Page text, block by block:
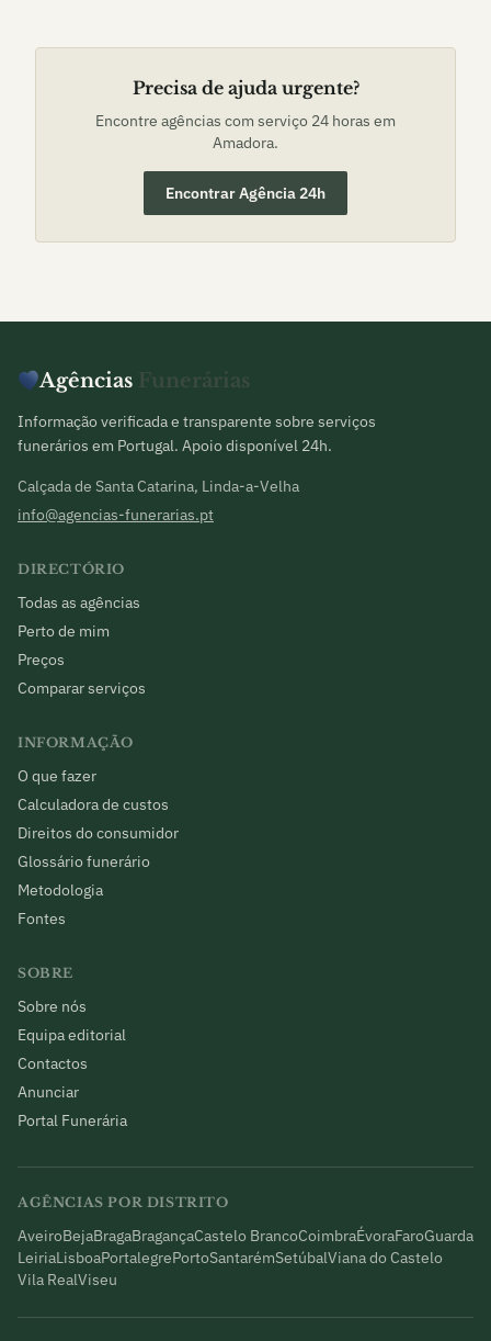
Precisa de ajuda urgente?
Encontre agências com serviço 24 horas em
Amadora.
Encontrar Agência 24h
Agências Funerárias
Informação verificada e transparente sobre serviços
funerários em Portugal. Apoio disponível 24h.
Calçada de Santa Catarina, Linda-a-Velha
info@agencias-funerarias.pt
DIRECTÓRIO
Todas as agências
Perto de mim
Preços
Comparar serviços
INFORMAÇÃO
O que fazer
Calculadora de custos
Direitos do consumidor
Glossário funerário
Metodologia
Fontes
SOBRE
Sobre nós
Equipa editorial
Contactos
Anunciar
Portal Funerária
AGÊNCIAS POR DISTRITO
AveiroBejaBragaBragançaCastelo BrancoCoimbraÉvoraFaroGuarda
LeiriaLisboaPortalegrePortoSantarémSetúbalViana do Castelo
Vila RealViseu